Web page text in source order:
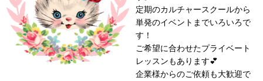
定期のカルチャースクールから
単発のイベントまでいろいろで
す！
ご希望に合わせたプライベート
レッスンもあります💕
企業様からのご依頼も大歓迎で